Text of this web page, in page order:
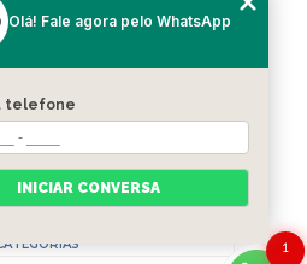
98993-9556
MENU
HOME
CONTATO
CATEGORIAS 1
Olá! Fale agora pelo WhatsApp
telefone
INICIAR CONVERSA